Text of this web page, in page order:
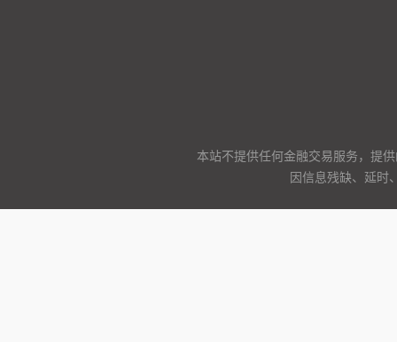
本站不提供任何金融交易服务，提
因信息残缺、延时